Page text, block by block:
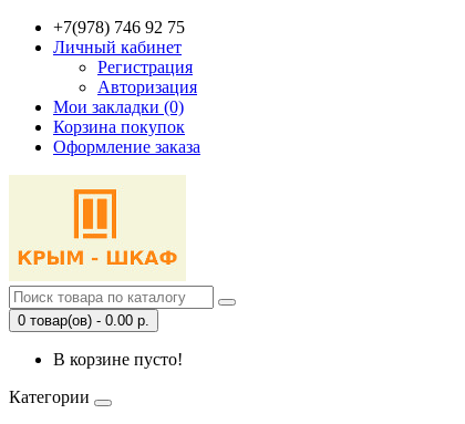
+7(978) 746 92 75
Личный кабинет
Регистрация
Авторизация
Мои закладки (0)
Корзина покупок
Оформление заказа
0 товар(ов) - 0.00 р.
В корзине пусто!
Категории